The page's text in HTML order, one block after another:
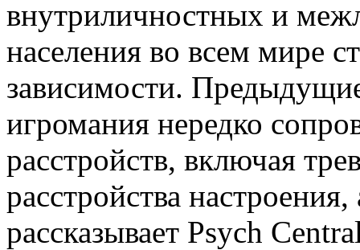
внутриличностных и
населения во всем мире
зависимости.
игромания нередко
расстройств, включая
расстройства
рассказывает Psych